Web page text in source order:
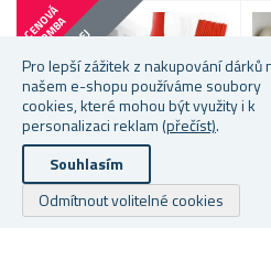
Pro lepší zážitek z nakupování dárků
našem e-shopu používáme soubory
cookies, které mohou být využity i k
personalizaci reklam (přečíst).
Souhlasím
Odmítnout volitelné cookies
C
E
N
O
V
Á
B
O
M
B
A
VÝPRODEJ